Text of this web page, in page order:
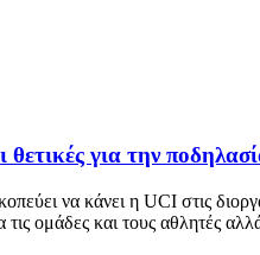
θετικές για την
να κάνει η UCI στις
ομάδες και τους αθλητές